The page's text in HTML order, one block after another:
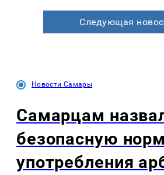
Следующая
Новости Самары
Самарцам
безопасную
употребления